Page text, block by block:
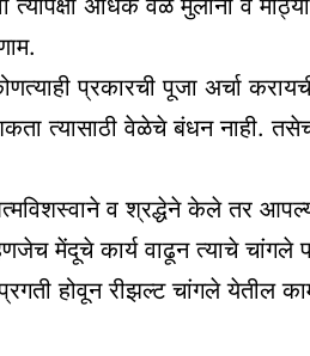
अधिक वेळ मुलांनी व
प्रकारची पूजा अर्चा
त्यासाठी वेळेचे बंधन नाही.
व श्रद्धेने केले तर
मेंदूचे कार्य वाढून त्याचे चांगले
होवून रीझल्ट चांगले येतील